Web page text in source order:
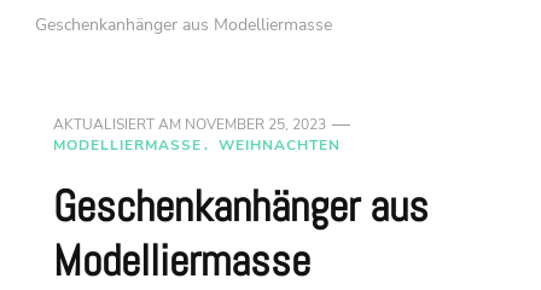
Geschenkanhänger aus Modelliermasse
AKTUALISIERT AM NOVEMBER 25, 2023
MODELLIERMASSE
WEIHNACHTEN
Geschenkanhänger aus
Modelliermasse